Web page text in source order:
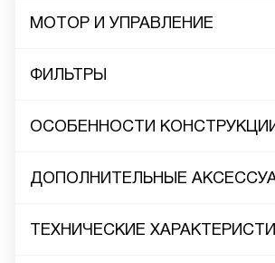
МОТОР И УПРАВЛЕНИЕ
ФИЛЬТРЫ
ОСОБЕННОСТИ
ДОПОЛНИТЕЛЬНЫЕ
ТЕХНИЧЕСКИЕ